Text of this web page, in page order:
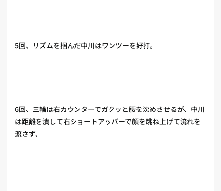
5回、リズムを掴んだ中川はワンツーを好打。
6回、三輪は右カウンターでガクッと腰を沈めさせるが、中川
は距離を潰して右ショートアッパーで顔を跳ね上げて流れを
渡さず。